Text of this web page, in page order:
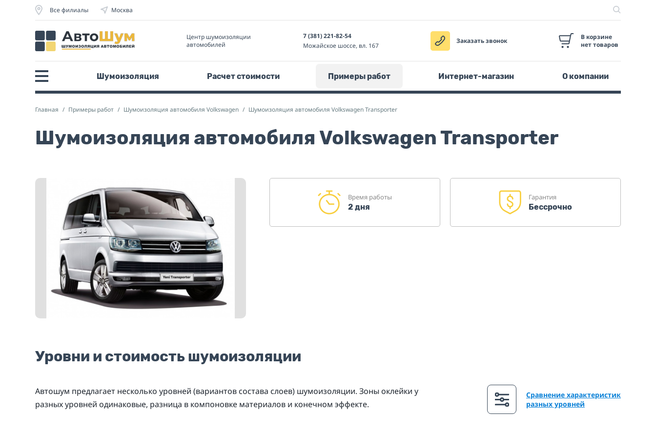
Все филиалы Москва
Центр шумоизоляции
автомобилей
7 (381) 221-82-54
Можайское шоссе, вл. 167
Заказать звонок
В корзине
нет товаров
Шумоизоляция Расчет стоимости Примеры работ Интернет-магазин О компании
Главная Примеры работ Шумоизоляция автомобиля Volkswagen Шумоизоляция автомобиля Volkswagen Transporter
Шумоизоляция автомобиля Volkswagen Transporter
Время работы
2 дня
Гарантия
Бессрочно
Уровни и стоимость шумоизоляции
Автошум предлагает несколько уровней (вариантов состава слоев) шумоизоляции. Зоны оклейки у
разных уровней одинаковые, разница в компоновке материалов и конечном эффекте.
Сравнение характеристик
разных уровней